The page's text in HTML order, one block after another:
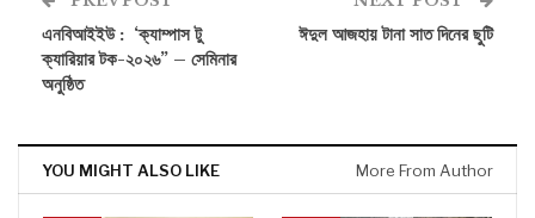
এনবিআইইউ : ‘ক্যাম্পাস টু
ক্যারিয়ার টক-২০২৬” – সেমিনার
অনুষ্ঠিত
ঈদুল আজহায় টানা সাত দিনের ছুটি
YOU MIGHT ALSO LIKE More From Author